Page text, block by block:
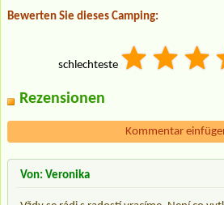
Bewerten Sie dieses Camping:
schlechteste
Rezensionen
Kommentar
Von: Veronika